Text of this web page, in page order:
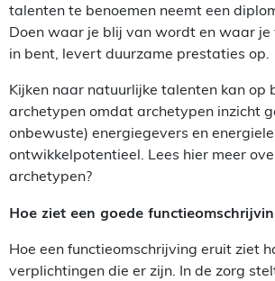
talenten te benoemen neemt een
Doen waar je blij van wordt en waar je
in bent, levert duurzame prestaties op.
Kijken naar natuurlijke talenten kan op
archetypen omdat archetypen inzicht
onbewuste) energiegevers en
ontwikkelpotentieel. Lees hier meer
archetypen?
Hoe ziet een goede
Hoe een functieomschrijving eruit ziet
verplichtingen die er zijn. In de zorg